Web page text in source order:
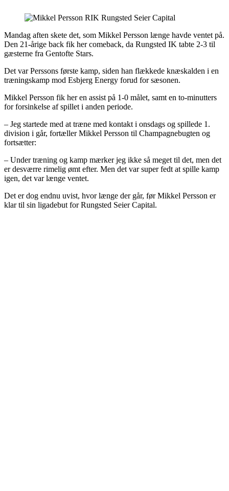
Mandag aften skete det, som Mikkel Persson længe havde ventet på.
Den 21-årige back fik her comeback, da Rungsted IK tabte 2-3 til
gæsterne fra Gentofte Stars.
Det var Perssons første kamp, siden han flækkede knæskalden i en
træningskamp mod Esbjerg Energy forud for sæsonen.
Mikkel Persson fik her en assist på 1-0 målet, samt en to-minutters
for forsinkelse af spillet i anden periode.
– Jeg startede med at træne med kontakt i onsdags og spillede 1.
division i går, fortæller Mikkel Persson til Champagnebugten og
fortsætter:
– Under træning og kamp mærker jeg ikke så meget til det, men det
er desværre rimelig ømt efter. Men det var super fedt at spille kamp
igen, det var længe ventet.
Det er dog endnu uvist, hvor længe der går, før Mikkel Persson er
klar til sin ligadebut for Rungsted Seier Capital.